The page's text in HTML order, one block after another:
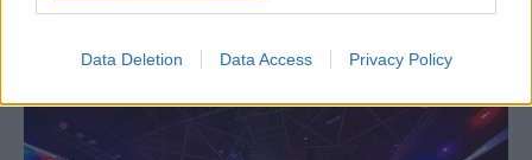
Data Deletion Data Access Privacy Policy
πλαίσιο του τουρνουά προετοιμασίας του Ουρμπίνο,...